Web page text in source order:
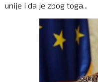
unije i da je zbog toga...